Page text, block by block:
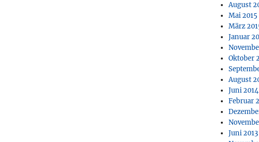
August
Mai 2015
März
Januar
Oktober
August
Juni 2014
Februar
Juni 2013